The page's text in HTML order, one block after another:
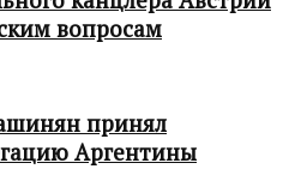
вопросам
принял
Аргентины